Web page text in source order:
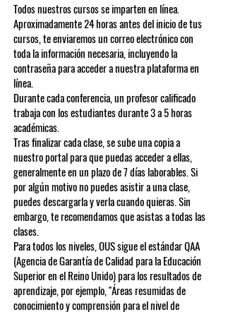
Todos nuestros cursos se imparten en línea.
Aproximadamente 24 horas antes del inicio de tus
cursos, te enviaremos un correo electrónico con
toda la información necesaria, incluyendo la
contraseña para acceder a nuestra plataforma en
línea.
Durante cada conferencia, un profesor calificado
trabaja con los estudiantes durante 3 a 5 horas
académicas.
Tras finalizar cada clase, se sube una copia a
nuestro portal para que puedas acceder a ellas,
generalmente en un plazo de 7 días laborables. Si
por algún motivo no puedes asistir a una clase,
puedes descargarla y verla cuando quieras. Sin
embargo, te recomendamos que asistas a todas las
clases.
Para todos los niveles, OUS sigue el estándar QAA
(Agencia de Garantía de Calidad para la Educación
Superior en el Reino Unido) para los resultados de
aprendizaje, por ejemplo, "Áreas resumidas de
conocimiento y comprensión para el nivel de